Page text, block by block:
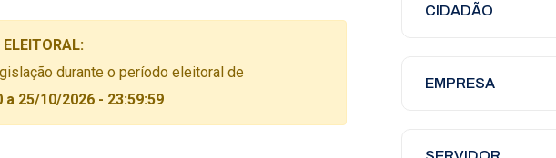
ELEITORAL:
durante o período eleitoral de
a 25/10/2026 - 23:59:59
CIDADÃO
EMPRESA